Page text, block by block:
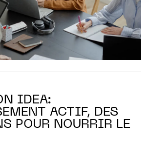
IDEA:
ACTIF, DES
POUR NOURRIR LE